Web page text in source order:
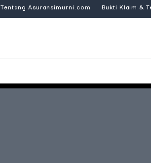
Tentang Asuransimurni.com Bukti Klaim &